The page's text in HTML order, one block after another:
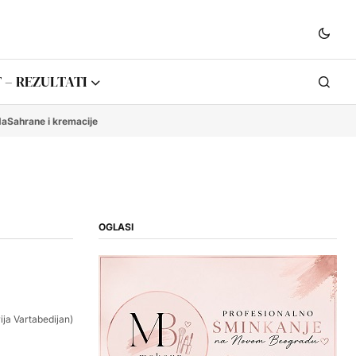
– REZULTATI
Sahrane i kremacije
Vartabedijan)
OGLASI